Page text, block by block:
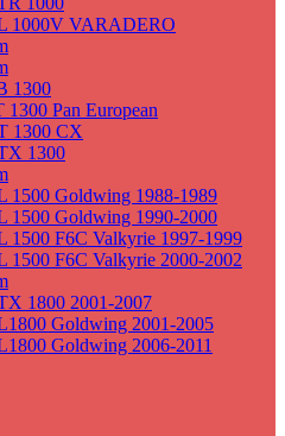
1000V VARADERO
1300
1300 Pan European
1300 CX
1300
1500 Goldwing 1988-1989
1500 Goldwing 1990-2000
1500 F6C Valkyrie 1997-1999
1500 F6C Valkyrie 2000-2002
1800 2001-2007
Goldwing 2001-2005
Goldwing 2006-2011